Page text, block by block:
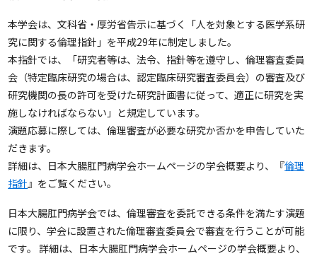
本学会は、文科省・厚労省告示に基づく「人を対象とする医学系研
究に関する倫理指針」を平成29年に制定しました。
本指針では、「研究者等は、法令、指針等を遵守し、倫理審査委員
会（特定臨床研究の場合は、認定臨床研究審査委員会）の審査及び
研究機関の長の許可を受けた研究計画書に従って、適正に研究を実
施しなければならない」と規定しています。
演題応募に際しては、倫理審査が必要な研究か否かを申告していた
だきます。
詳細は、日本大腸肛門病学会ホームページの学会概要より、『倫理
指針 』をご覧ください。
日本大腸肛門病学会では、倫理審査を委託できる条件を満たす演題
に限り、学会に設置された倫理審査委員会で審査を行うことが可能
です。 詳細は、日本大腸肛門病学会ホームページの学会概要より、